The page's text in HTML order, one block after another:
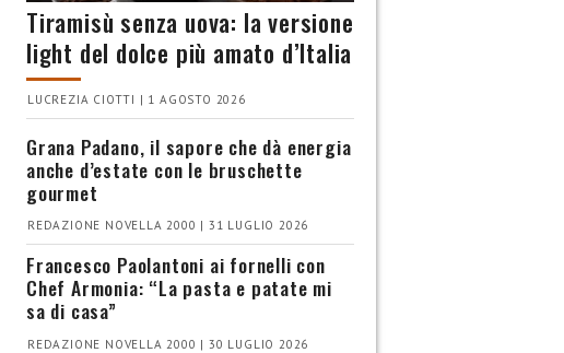
Tiramisù senza uova: la versione
light del dolce più amato d’Italia
LUCREZIA CIOTTI | 1 AGOSTO 2026
Grana Padano, il sapore che dà energia
anche d’estate con le bruschette
gourmet
REDAZIONE NOVELLA 2000 | 31 LUGLIO 2026
Francesco Paolantoni ai fornelli con
Chef Armonia: “La pasta e patate mi
sa di casa”
REDAZIONE NOVELLA 2000 | 30 LUGLIO 2026